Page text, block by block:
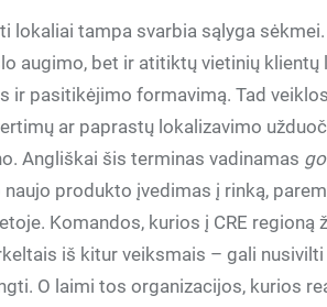
lokaliai tampa svarbia sąlyga
augimo, bet ir atitiktų vietinių klientų
pasitikėjimo formavimą. Tad
ar paprastų lokalizavimo
Angliškai šis terminas vadinamas
produkto įvedimas į rinką,
Komandos, kurios į CRE regioną
iš kitur veiksmais – gali
O laimi tos organizacijos, kurios